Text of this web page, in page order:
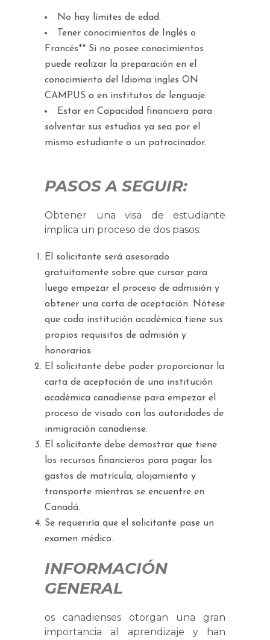
No hay límites de edad.
Tener conocimientos de Inglés o
Francés** Si no posee conocimientos
puede realizar la preparación en el
conocimiento del Idioma ingles ON
CAMPUS o en institutos de lenguaje.
Estar en Capacidad financiera para
solventar sus estudios ya sea por el
mismo estudiante o un patrocinador.
PASOS A SEGUIR:
Obtener una visa de estudiante
implica un proceso de dos pasos:
El solicitante será asesorado
gratuitamente sobre que cursar para
luego empezar el proceso de admisión y
obtener una carta de aceptación. Nótese
que cada institución académica tiene sus
propios requisitos de admisión y
honorarios.
El solicitante debe poder proporcionar la
carta de aceptación de una institución
académica canadiense para empezar el
proceso de visado con las autoridades de
inmigración canadiense.
El solicitante debe demostrar que tiene
los recursos financieros para pagar los
gastos de matrícula, alojamiento y
transporte mientras se encuentre en
Canadá.
Se requeriría que el solicitante pase un
examen médico.
INFORMACIÓN
GENERAL
os canadienses otorgan una gran
importancia al aprendizaje y han